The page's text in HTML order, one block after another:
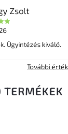
Zsolt
Ügyintézés kiváló.
További
TERMÉKEK